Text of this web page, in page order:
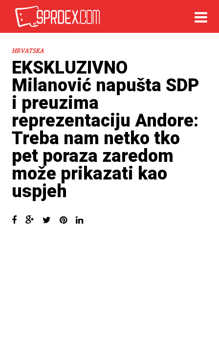
HRVATSKA
EKSKLUZIVNO
Milanović napušta SDP
i preuzima
reprezentaciju Andore:
Treba nam netko tko
pet poraza zaredom
može prikazati kao
uspjeh